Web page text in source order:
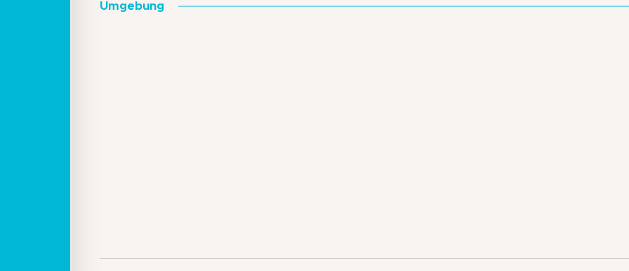
Umgebung